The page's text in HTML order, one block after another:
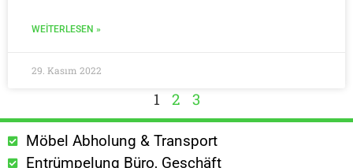
WEITERLESEN »
29. Kasım 2022
1 2 3
Möbel Abholung & Transport
Entrümpelung Büro, Geschäft